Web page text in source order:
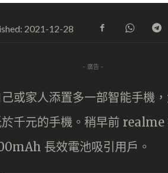
2021-12-28
- 廣告 -
或家人添置多一部智能手機
千元的手機。稍早前 realme
長效電池吸引用戶。